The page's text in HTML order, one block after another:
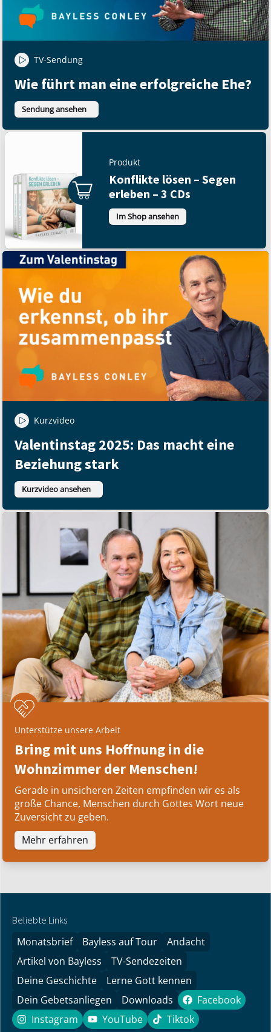
TV-Sendung
Wie führt man eine erfolgreiche Ehe?
Sendung ansehen
Produkt
Konflikte lösen – Segen
erleben – 3 CDs
Im Shop ansehen
Kurzvideo
Valentinstag 2025: Das macht eine
Beziehung stark
Kurzvideo ansehen
Unterstütze unsere Arbeit
Bring mit uns Hoffnung in die
Wohnzimmer der Menschen!
Gerade in unsicheren Zeiten empfinden wir es als
große Chance, Menschen durch Gottes Wort neue
Zuversicht zu geben.
Mehr erfahren
Beliebte Links
Monatsbrief Bayless auf Tour
Andacht
Artikel von Bayless
TV-Sendezeiten
Deine Geschichte
Lerne Gott kennen
Dein Gebetsanliegen
Downloads Facebook
Facebook
Instagram
Instagram YouTube
YouTube Tiktok
Tiktok